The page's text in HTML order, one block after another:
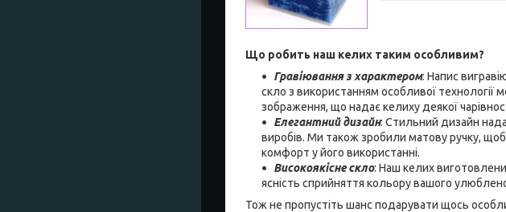
Що робить наш келих таким особливим?
Гравіювання з характером: Напис
скло з використанням особливої технології
зображення, що надає келиху деякої
Елегантний дизайн: Стильний дизайн
виробів. Ми також зробили матову ручку,
комфорт у його використанні.
Високоякісне скло: Наш келих
ясність сприйняття кольору вашого
Тож не пропустіть шанс подарувати щось